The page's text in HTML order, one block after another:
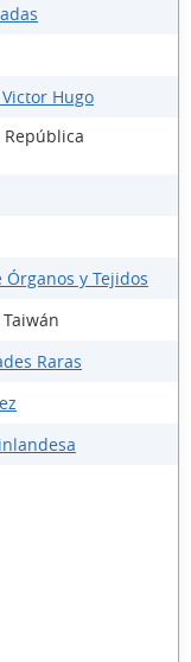
Hugo
y Tejidos
Raras